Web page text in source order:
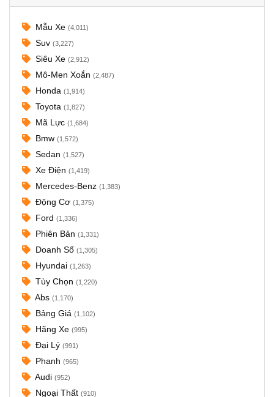
Mẫu Xe (4,011)
Suv (3,227)
Siêu Xe (2,912)
Mô-Men Xoắn (2,487)
Honda (1,914)
Toyota (1,827)
Mã Lực (1,684)
Bmw (1,572)
Sedan (1,527)
Xe Điện (1,419)
Mercedes-Benz (1,383)
Động Cơ (1,375)
Ford (1,336)
Phiên Bản (1,331)
Doanh Số (1,305)
Hyundai (1,263)
Tùy Chọn (1,220)
Abs (1,170)
Bảng Giá (1,102)
Hãng Xe (995)
Đại Lý (991)
Phanh (965)
Audi (952)
Ngoại Thất (910)